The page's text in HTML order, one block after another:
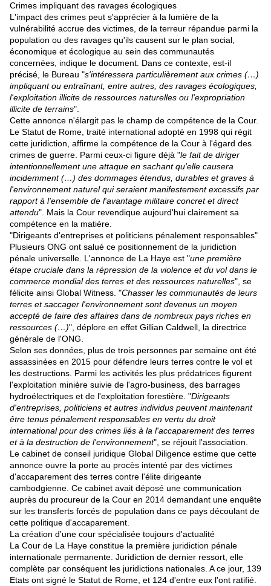
Crimes impliquant des ravages écologiques
L'impact des crimes peut s'apprécier à la lumière de la
vulnérabilité accrue des victimes, de la terreur répandue parmi la
population ou des ravages qu'ils causent sur le plan social,
économique et écologique au sein des communautés
concernées, indique le document. Dans ce contexte, est-il
précisé, le Bureau "s'intéressera particulièrement aux crimes (…)
impliquant ou entraînant, entre autres, des ravages écologiques,
l'exploitation illicite de ressources naturelles ou l'expropriation
illicite de terrains".
Cette annonce n'élargit pas le champ de compétence de la Cour.
Le Statut de Rome, traité international adopté en 1998 qui régit
cette juridiction, affirme la compétence de la Cour à l'égard des
crimes de guerre. Parmi ceux-ci figure déjà "le fait de diriger
intentionnellement une attaque en sachant qu'elle causera
incidemment (…) des dommages étendus, durables et graves à
l'environnement naturel qui seraient manifestement excessifs par
rapport à l'ensemble de l'avantage militaire concret et direct
attendu". Mais la Cour revendique aujourd'hui clairement sa
compétence en la matière.
"Dirigeants d'entreprises et politiciens pénalement responsables"
Plusieurs ONG ont salué ce positionnement de la juridiction
pénale universelle. L'annonce de La Haye est "une première
étape cruciale dans la répression de la violence et du vol dans le
commerce mondial des terres et des ressources naturelles", se
félicite ainsi Global Witness. "Chasser les communautés de leurs
terres et saccager l'environnement sont devenus un moyen
accepté de faire des affaires dans de nombreux pays riches en
ressources (…)", déplore en effet Gillian Caldwell, la directrice
générale de l'ONG.
Selon ses données, plus de trois personnes par semaine ont été
assassinées en 2015 pour défendre leurs terres contre le vol et
les destructions. Parmi les activités les plus prédatrices figurent
l'exploitation minière suivie de l'agro-business, des barrages
hydroélectriques et de l'exploitation forestière. "Dirigeants
d'entreprises, politiciens et autres individus peuvent maintenant
être tenus pénalement responsables en vertu du droit
international pour des crimes liés à la l'accaparement des terres
et à la destruction de l'environnement", se réjouit l'association.
Le cabinet de conseil juridique Global Diligence estime que cette
annonce ouvre la porte au procès intenté par des victimes
d'accaparement des terres contre l'élite dirigeante
cambodgienne. Ce cabinet avait déposé une communication
auprès du procureur de la Cour en 2014 demandant une enquête
sur les transferts forcés de population dans ce pays découlant de
cette politique d'accaparement.
La création d'une cour spécialisée toujours d'actualité
La Cour de La Haye constitue la première juridiction pénale
internationale permanente. Juridiction de dernier ressort, elle
complète par conséquent les juridictions nationales. A ce jour, 139
Etats ont signé le Statut de Rome, et 124 d'entre eux l'ont ratifié.